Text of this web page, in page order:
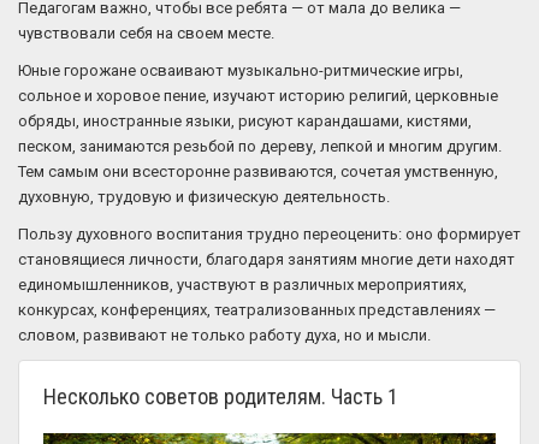
Педагогам важно, чтобы все ребята — от мала до велика —
чувствовали себя на своем месте.
Юные горожане осваивают музыкально-ритмические игры,
сольное и хоровое пение, изучают историю религий, церковные
обряды, иностранные языки, рисуют карандашами, кистями,
песком, занимаются резьбой по дереву, лепкой и многим другим.
Тем самым они всесторонне развиваются, сочетая умственную,
духовную, трудовую и физическую деятельность.
Пользу духовного воспитания трудно переоценить: оно формирует
становящиеся личности, благодаря занятиям многие дети находят
единомышленников, участвуют в различных мероприятиях,
конкурсах, конференциях, театрализованных представлениях —
словом, развивают не только работу духа, но и мысли.
Несколько советов родителям. Часть 1